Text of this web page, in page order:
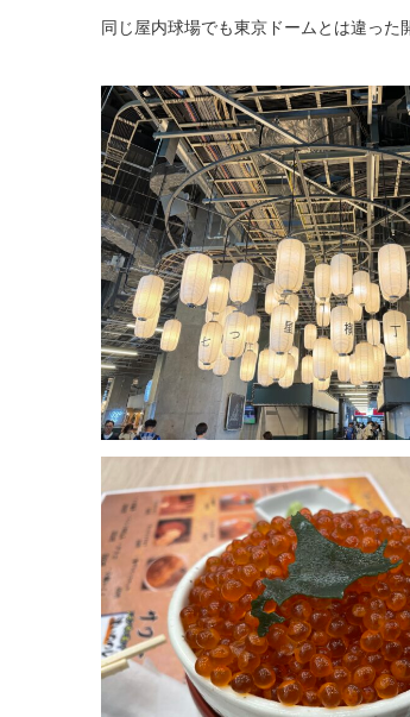
同じ屋内球場でも東京ドームとは違っ